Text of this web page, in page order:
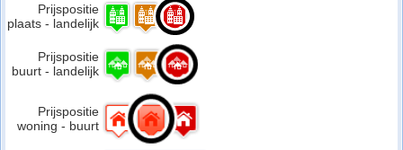
Prijspositie
plaats - landelijk
Prijspositie
buurt - landelijk
Prijspositie
woning - buurt